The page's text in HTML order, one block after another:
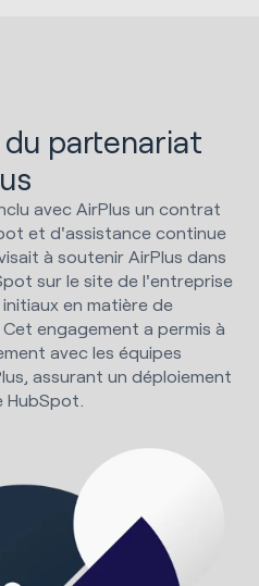
partenariat
avec AirPlus un contrat
et d'assistance continue
à soutenir AirPlus dans
sur le site de l'entreprise
en matière de
engagement a permis à
avec les équipes
assurant un déploiement